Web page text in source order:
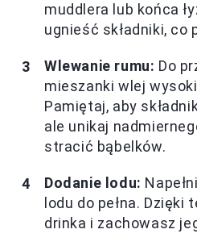
muddlera lub końca
ugnieść składniki, co
Wlewanie rumu: Do
mieszanki wlej
Pamiętaj, aby
ale unikaj
stracić bąbelków.
Dodanie lodu:
lodu do pełna. Dzięki
drinka i zachowasz